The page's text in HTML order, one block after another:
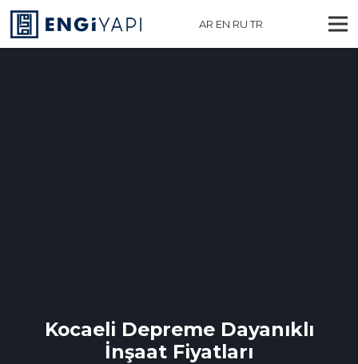
AR EN RU TR
Kocaeli Depreme Dayanıklı
İnşaat Fiyatları